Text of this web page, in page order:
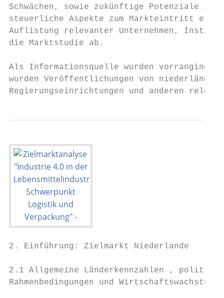
Schwächen, sowie zukünftige Potenziale in
steuerliche Aspekte zum Markteintritt
Auflistung relevanter Unternehmen,
die Marktstudie ab.
Als Informationsquelle wurden vorranging
wurden Veröffentlichungen von
Regierungseinrichtungen und anderen
2. Einführung: Zielmarkt Niederlande
2.1 Allgemeine Länderkennzahlen ,
Rahmenbedingungen und Wirtschaftswachstum